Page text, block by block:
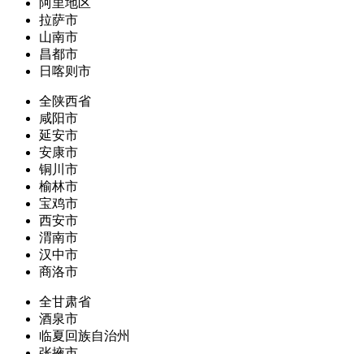
阿里地区
拉萨市
山南市
昌都市
日喀则市
全陕西省
咸阳市
延安市
安康市
铜川市
榆林市
宝鸡市
西安市
渭南市
汉中市
商洛市
全甘肃省
酒泉市
临夏回族自治州